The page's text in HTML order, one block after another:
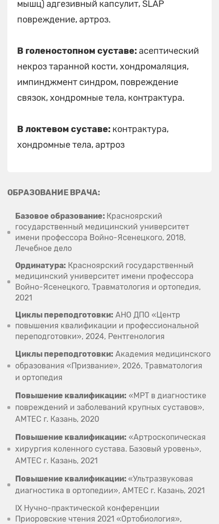
мышц) адгезивный капсулит, SLAP
повреждение, артроз.
В голеностопном суставе:асептический
некроз таранной кости, хондромаляция,
импинджмент синдром, повреждение
связок, хондромные тела, контрактура.
В локтевом суставе: контрактура,
хондромные тела, артроз
ОБРАЗОВАНИЕ ВРАЧА:
Базовое образование: Красноярский
государственный медицинский университет
имени профессора Войно-Ясенецкого, 2018,
Лечебное дело
Ординатура: Красноярский государственный
медицинский университет имени профессора
Войно-Ясенецкого, Травматология и ортопедия,
2021
Циклы переподготовки: АНО ДПО «Центр
повышения квалификации и профессиональной
переподготовки», 2024, Рентгенология
Циклы переподготовки: Академия медицинского
образования «Призвание», 2026, Травматология
и ортопедия
Повышение квалификации: «МРТ в диагностике
повреждений и заболеваний крупных суставов»,
AMTEC г. Казань, 2020
Повышение квалификации: «Артроскопическая
хирургия коленного сустава. Базовый уровень»,
AMTEC г. Казань, 2021
Повышение квалификации: «Ультразвуковая
диагностика в ортопедии», AMTEC г. Казань, 2021
IX Нучно-практической конференции
Приоровские чтения 2021 «Ортобиология»,